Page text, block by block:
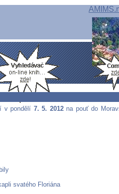
v pondělí 7. 5. 2012na pouť do
svatého Floriána